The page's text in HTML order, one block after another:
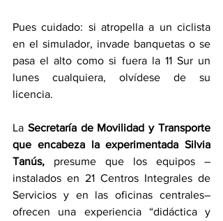
Pues cuidado: si atropella a un ciclista
en el simulador, invade banquetas o se
pasa el alto como si fuera la 11 Sur un
lunes cualquiera, olvídese de su
licencia.
La Secretaría de Movilidad y Transporte
que encabeza la experimentada Silvia
Tanús, presume que los equipos –
instalados en 21 Centros Integrales de
Servicios y en las oficinas centrales–
ofrecen una experiencia “didáctica y